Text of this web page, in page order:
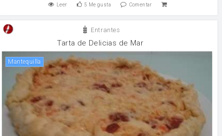
Leer 5 Me gusta Comentar
Entrantes
Tarta de Delicias de Mar
mantequilla